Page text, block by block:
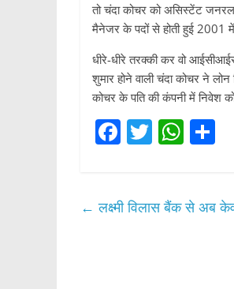
तो चंदा कोचर को असिस्टेंट
मैनेजर के पदों से होती हुई 2001
धीरे-धीरे तरक्की कर वो
शुमार होने वाली चंदा कोचर ने
कोचर के पति की कंपनी में निवेश
F
e
T
er
W
s e
← लक्ष्मी विलास बैंक से अब